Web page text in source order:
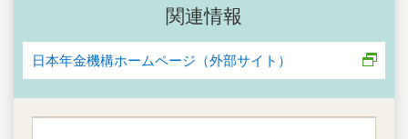
関連情報
日本年金機構ホームページ（外部サイト）